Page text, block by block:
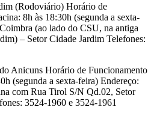
(Rodoviário) Horário de
8h às 18:30h (segunda a sexta-
(ao lado do CSU, na antiga
– Setor Cidade Jardim Telefones:
Anicuns Horário de Funcionamento
(segunda a sexta-feira) Endereço:
com Rua Tirol S/N Qd.02, Setor
3524-1960 e 3524-1961